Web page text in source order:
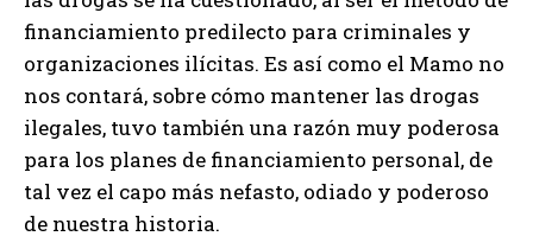
financiamiento predilecto para criminales y
organizaciones ilícitas. Es así como el Mamo no
nos contará, sobre cómo mantener las drogas
ilegales, tuvo también una razón muy poderosa
para los planes de financiamiento personal, de
tal vez el capo más nefasto, odiado y poderoso
de nuestra historia.